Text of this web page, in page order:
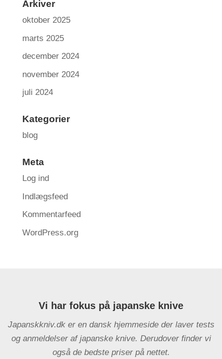
Arkiver
oktober 2025
marts 2025
december 2024
november 2024
juli 2024
Kategorier
blog
Meta
Log ind
Indlægsfeed
Kommentarfeed
WordPress.org
Vi har fokus på japanske knive
Japanskkniv.dk er en dansk hjemmeside der laver tests
og anmeldelser af japanske knive. Derudover finder vi
også de bedste priser på nettet.